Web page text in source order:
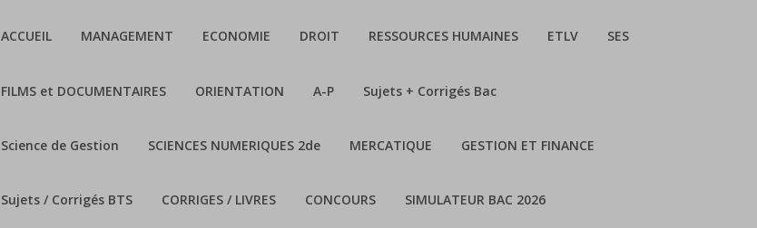
ACCUEIL MANAGEMENT ECONOMIE DROIT RESSOURCES HUMAINES ETLV SES
FILMS et DOCUMENTAIRES ORIENTATION A-P Sujets + Corrigés Bac
Science de Gestion SCIENCES NUMERIQUES 2de MERCATIQUE GESTION ET FINANCE
Sujets / Corrigés BTS CORRIGES / LIVRES CONCOURS SIMULATEUR BAC 2026